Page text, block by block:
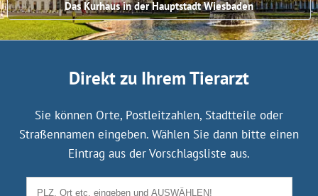
Das Kurhaus in der Hauptstadt Wiesbaden
Direkt zu Ihrem Tierarzt
Sie können Orte, Postleitzahlen, Stadtteile oder
Straßennamen eingeben. Wählen Sie dann bitte einen
Eintrag aus der Vorschlagsliste aus.